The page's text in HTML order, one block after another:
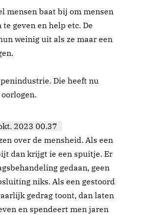
mensen baat bij om mensen
geven en help etc. De
weinig uit als ze maar een
Die heeft nu
2023 00.37
over de mensheid. Als een
dan krijgt ie een spuitje. Er
gedaan, geen
niks. Als een gestoord
gedrag toont, dan laten
en spendeert men jaren